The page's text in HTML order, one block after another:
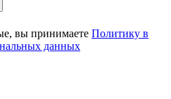
вы принимаете Политику в
данных